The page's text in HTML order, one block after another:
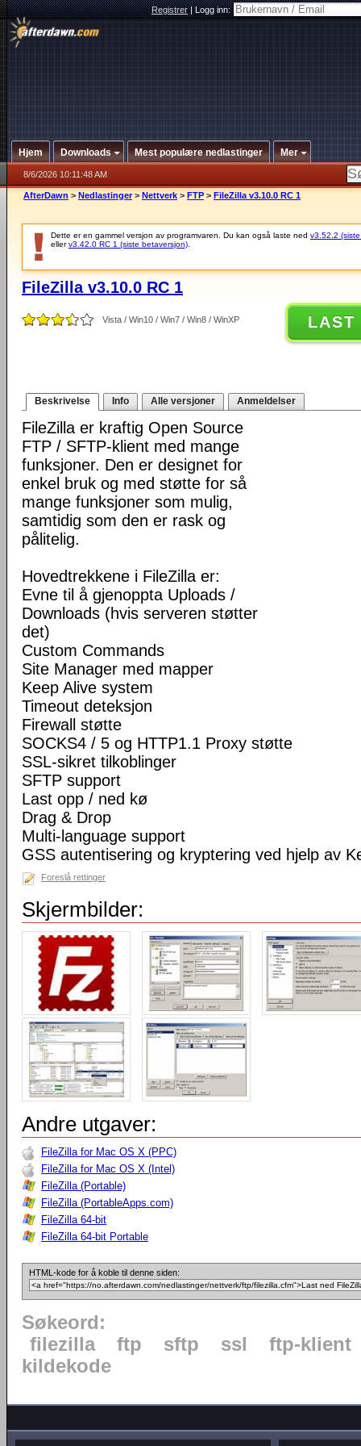
Registrer|Logg inn:
Hjem Downloads Mest populære nedlastinger Mer
8/6/2026 10:11:48 AM
AfterDawn > Nedlastinger > Nettverk > FTP > FileZilla v3.10.0 RC 1
Dette er en gammel versjon av programvaren. Du kan også laste ned v3.52.2
ellerv3.42.0 RC 1 (siste betaversjon)
FileZilla v3.10.0 RC 1
Vista / Win10 / Win7 / Win8 / WinXP LAST
Beskrivelse Info Alle versjoner Anmeldelser
FileZilla er kraftig Open Source
FTP / SFTP-klient med mange
funksjoner. Den er designet for
enkel bruk og med støtte for så
mange funksjoner som mulig,
samtidig som den er rask og
pålitelig.
Hovedtrekkene i FileZilla er:
Evne til å gjenoppta Uploads /
Downloads (hvis serveren støtter
det)
Custom Commands
Site Manager med mapper
Keep Alive system
Timeout deteksjon
Firewall støtte
SOCKS4 / 5 og HTTP1.1 Proxy støtte
SSL-sikret tilkoblinger
SFTP support
Last opp / ned kø
Drag & Drop
Multi-language support
GSS autentisering og kryptering ved hjelp av
Foreslå rettinger
Skjermbilder:
Andre utgaver:
FileZilla for Mac OS X (PPC)
FileZilla for Mac OS X (Intel)
FileZilla (Portable)
FileZilla (PortableApps.com)
FileZilla 64-bit
FileZilla 64-bit Portable
HTML-kode for å koble til denne siden:
Søkeord:
filezilla
ftp sftp ssl
ftp-klient
kildekode